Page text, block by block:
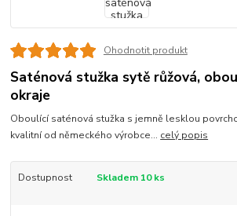
Ohodnotit produkt
Saténová stužka sytě růžová,
okraje
Oboulící saténová stužka s jemně lesklou
kvalitní od německého výrobce... celý popis
Dostupnost Skladem 10 ks